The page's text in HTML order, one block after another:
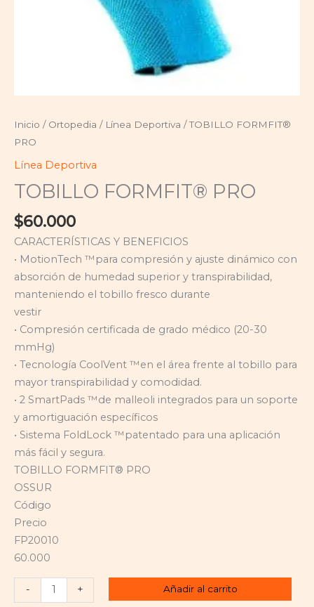
Inicio / Ortopedia / Línea Deportiva / TOBILLO FORMFIT®
PRO
Línea Deportiva
TOBILLO FORMFIT® PRO
$60.000
CARACTERÍSTICAS Y BENEFICIOS
• MotionTech ™para compresión y ajuste dinámico con
absorción de humedad superior y transpirabilidad,
manteniendo el tobillo fresco durante
vestir
• Compresión certificada de grado médico (20-30
mmHg)
• Tecnología CoolVent ™en el área frente al tobillo para
mayor transpirabilidad y comodidad.
• 2 SmartPads ™de malleoli integrados para un soporte
y amortiguación específicos
• Sistema FoldLock ™patentado para una aplicación
más fácil y segura.
TOBILLO FORMFIT® PRO
OSSUR
Código
Precio
FP20010
60.000
- + Añadir al carrito